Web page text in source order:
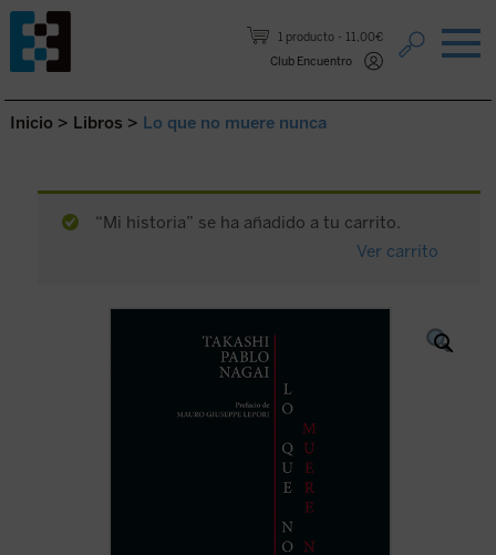
1 producto
11,00€
Club Encuentro
Saltar al contenido.
Inicio > Libros > Lo que no muere nunca
“Mi historia” se ha añadido a tu carrito.
Ver carrito